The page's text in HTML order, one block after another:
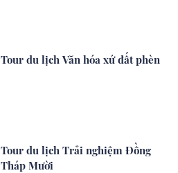
Tour du lịch Văn hóa xứ đất phèn
Tour du lịch Trải nghiệm Đồng
Tháp Mười